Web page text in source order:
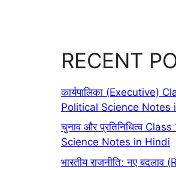
RECENT
कार्यपालिका (Executive)
Political Science Notes
चुनाव और प्रतिनिधित्व
Science Notes in Hindi
भारतीय राजनीति: नए बदलाव